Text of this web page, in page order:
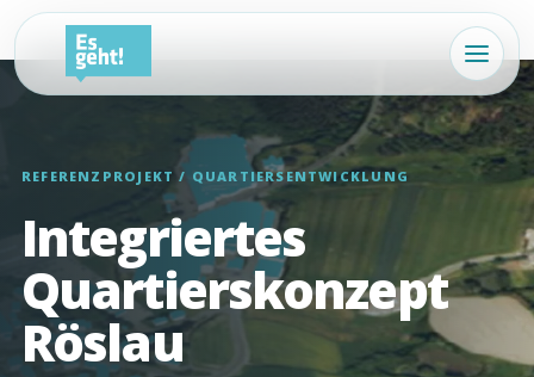
REFERENZPROJEKT / QUARTIERSENTWICKLUNG
Integriertes
Quartierskonzept
Röslau